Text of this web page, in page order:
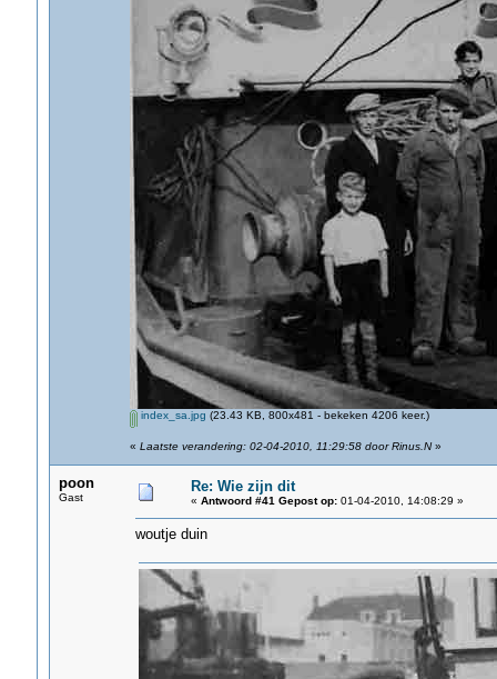
index_sa.jpg (23.43 KB, 800x481 - bekeken 4206 keer.)
« Laatste verandering: 02-04-2010, 11:29:58 door Rinus.N»
poon
Gast
Re: Wie zijn dit
« Antwoord #41 Gepost op:01-04-2010, 14:08:29 »
woutje duin